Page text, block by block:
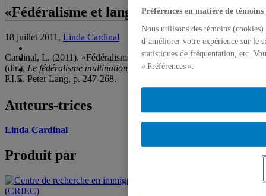
«Fédéralisme et langue»
18 juillet 2011, Linda Cardinal
Cardinal, L. (2011). «Fédéralisme et langue», dans M. Seymour
(dir.), Le fédéralisme multinational : Un modèle viable?
P.I.E. Peter Lang, p. 247-268.
Auteurs-trices
Linda Cardinal
Produit par
Préférences en matière de témoins
Nous utilisons des témoins
d’améliorer votre expérience sur le
statistiques de fréquentation, etc.
« Préférences ».